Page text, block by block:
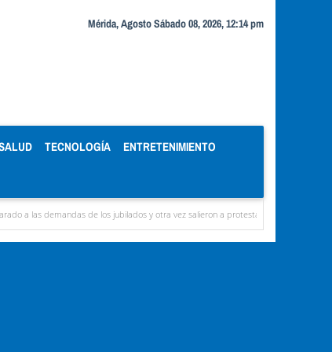
Mérida, Agosto Sábado 08, 2026, 12:14 pm
TECNOLOGÍA ENTRETENIMIENTO
y otra vez salieron a protestar en Mérida Alexis José Paparoni: Primero